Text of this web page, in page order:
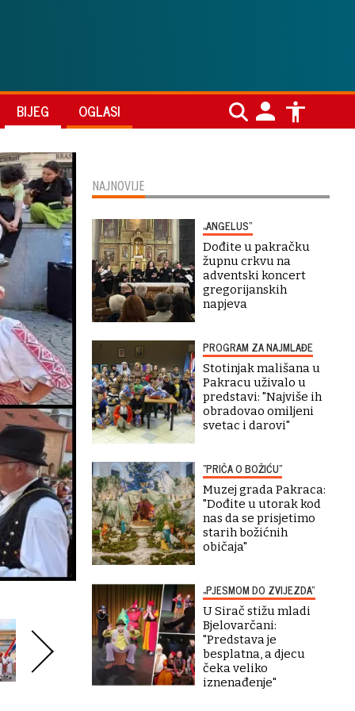
BIJEG OGLASI
NAJNOVIJE
„ANGELUS“
Dođite u pakračku
župnu crkvu na
adventski koncert
gregorijanskih
napjeva
PROGRAM ZA NAJMLAĐE
Stotinjak mališana u
Pakracu uživalo u
predstavi: "Najviše ih
obradovao omiljeni
svetac i darovi"
"PRIČA O BOŽIĆU"
Muzej grada Pakraca:
"Dođite u utorak kod
nas da se prisjetimo
starih božićnih
običaja"
„PJESMOM DO ZVIJEZDA“
U Sirač stižu mladi
Bjelovarčani:
"Predstava je
besplatna, a djecu
čeka veliko
iznenađenje"